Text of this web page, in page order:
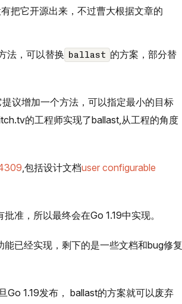
把它开源出来，不过曹大根据文章的
法，可以替换 ballast 的方案，部分替
提议增加一个方法，可以指定最小的目标
的工程师实现了ballast,从工程的角度
,包括设计文档user configurable
准，所以最终会在Go 1.19中实现。
已经实现，剩下的是一些文档和bug修复
1.19发布， ballast的方案就可以废弃